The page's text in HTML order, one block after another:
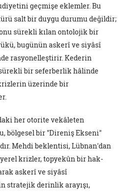
geçmişe eklemler. Bu
salt bir duygu durumu değildir;
sürekli kılan ontolojik bir
bugünün askerî ve siyâsî
rasyonelleştirir. Kederin
bir seferberlik hâlinde
üzerinde bir
her otorite vekâleten
bölgesel bir "Direniş Ekseni"
Mehdi beklentisi, Lübnan'dan
krizler, topyekûn bir hak-
askerî ve siyâsî
stratejik derinlik arayışı,